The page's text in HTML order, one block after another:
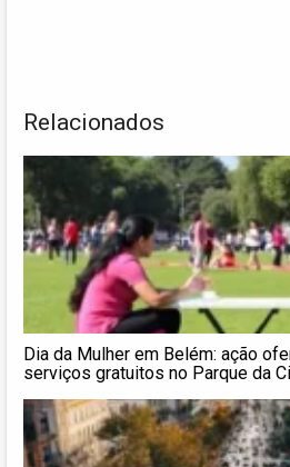
Relacionados
Dia da Mulher em Belém: ação
serviços gratuitos no Parque da